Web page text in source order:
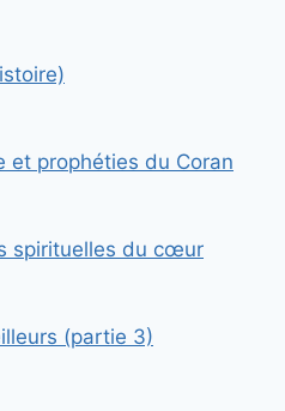
et prophéties du Coran
spirituelles du cœur
(partie 3)